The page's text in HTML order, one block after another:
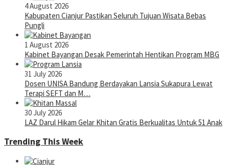
4 August 2026
Kabupaten Cianjur Pastikan Seluruh Tujuan Wisata Bebas
Pungli
1 August 2026
Kabinet Bayangan Desak Pemerintah Hentikan Program MBG
31 July 2026
Dosen UNISA Bandung Berdayakan Lansia Sukapura Lewat
Terapi SEFT dan M…
30 July 2026
LAZ Darul Hikam Gelar Khitan Gratis Berkualitas Untuk 51 Anak
Trending This Week